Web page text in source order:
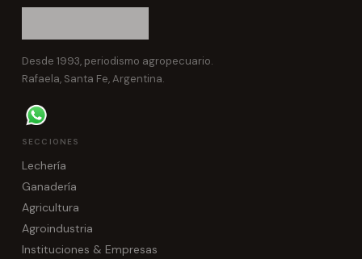
Desde 1993, periodismo agropecuario.
Rafaela, Santa Fe, Argentina.
SECCIONES
Lechería
Ganadería
Agricultura
Agroindustria
Instituciones & Empresas